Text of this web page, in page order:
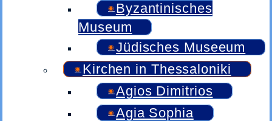
Byzantinisches
Museum
Jüdisches Museeum
Kirchen in Thessaloniki
Agios Dimitrios
Agia Sophia